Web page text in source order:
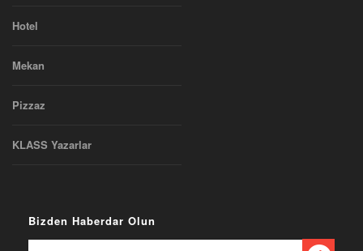
Hotel
Mekan
Pizzaz
KLASS Yazarlar
Bizden Haberdar Olun